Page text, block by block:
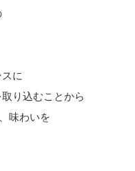
に
り込むことから
味わいを